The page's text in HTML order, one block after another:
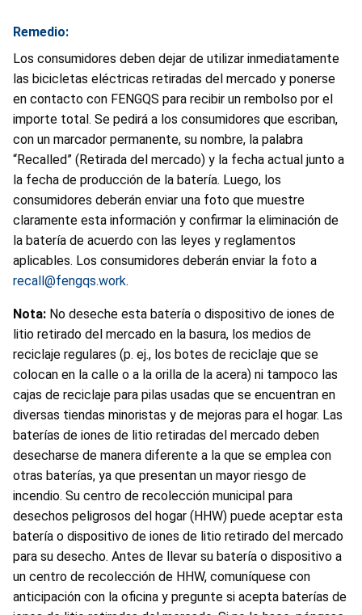
Remedio:
Los consumidores deben dejar de utilizar inmediatamente
las bicicletas eléctricas retiradas del mercado y ponerse
en contacto con FENGQS para recibir un rembolso por el
importe total. Se pedirá a los consumidores que escriban,
con un marcador permanente, su nombre, la palabra
“Recalled” (Retirada del mercado) y la fecha actual junto a
la fecha de producción de la batería. Luego, los
consumidores deberán enviar una foto que muestre
claramente esta información y confirmar la eliminación de
la batería de acuerdo con las leyes y reglamentos
aplicables. Los consumidores deberán enviar la foto a
recall@fengqs.work.
Nota: No deseche esta batería o dispositivo de iones de
litio retirado del mercado en la basura, los medios de
reciclaje regulares (p. ej., los botes de reciclaje que se
colocan en la calle o a la orilla de la acera) ni tampoco las
cajas de reciclaje para pilas usadas que se encuentran en
diversas tiendas minoristas y de mejoras para el hogar. Las
baterías de iones de litio retiradas del mercado deben
desecharse de manera diferente a la que se emplea con
otras baterías, ya que presentan un mayor riesgo de
incendio. Su centro de recolección municipal para
desechos peligrosos del hogar (HHW) puede aceptar esta
batería o dispositivo de iones de litio retirado del mercado
para su desecho. Antes de llevar su batería o dispositivo a
un centro de recolección de HHW, comuníquese con
anticipación con la oficina y pregunte si acepta baterías de